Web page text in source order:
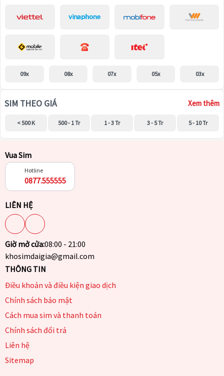
09x 08x 07x 05x 03x
SIM THEO GIÁ Xem thêm
< 500 K 500 - 1 Tr 1 - 3 Tr 3 - 5 Tr 5 - 10 Tr
Vua Sim
Hotline
0877.555555
LIÊN HỆ
Giờ mở cửa:08:00 - 21:00
khosimdaigia@gmail.com
THÔNG TIN
Điều khoản và điều kiện giao dịch
Chính sách bảo mật
Cách mua sim và thanh toán
Chính sách đổi trả
Liên hệ
Sitemap